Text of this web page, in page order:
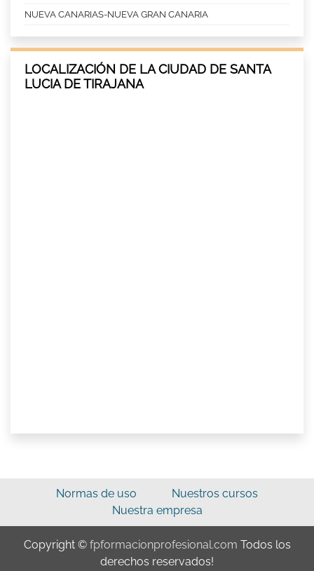
NUEVA CANARIAS-NUEVA GRAN CANARIA
LOCALIZACIÓN DE LA CIUDAD DE SANTA
LUCIA DE TIRAJANA
Normas de uso
Nuestros cursos
Nuestra empresa
Copyright © fpformacionprofesional.com Todos los
derechos reservados!